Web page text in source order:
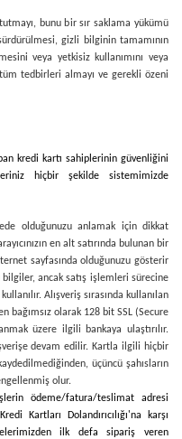
bunu bir sır saklama yükümü
gizli bilginin tamamının
veya yetkisiz kullanımını veya
tedbirleri almayı ve gerekli özeni
kredi kartı sahiplerinin güvenliğini
hiçbir şekilde sistemimizde
olduğunuzu anlamak için dikkat
en alt satırında bulunan bir
sayfasında olduğunuzu gösterir
ancak satış işlemleri sürecine
Alışveriş sırasında kullanılan
bağımsız olarak 128 bit SSL (Secure
üzere ilgili bankaya ulaştırılır.
devam edilir. Kartla ilgili hiçbir
üçüncü şahısların
olur.
ödeme/fatura/teslimat adresi
Kartları Dolandırıcılığı'na karşı
ilk defa sipariş veren